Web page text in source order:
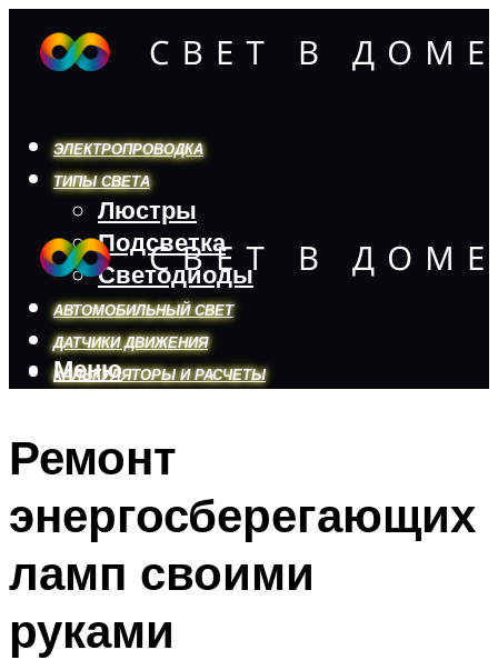
ЭЛЕКТРОПРОВОДКА
ТИПЫ СВЕТА
Люстры
Подсветка
Светодиоды
АВТОМОБИЛЬНЫЙ СВЕТ
ДАТЧИКИ ДВИЖЕНИЯ
КАЛЬКУЛЯТОРЫ И РАСЧЕТЫ
Меню
Меню
Ремонт
энергосберегающих
ламп своими
руками